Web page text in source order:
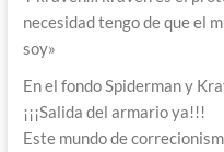
necesidad tengo de que el
soy»
En el fondo Spiderman y
¡¡¡Salida del armario ya!!!
Este mundo de